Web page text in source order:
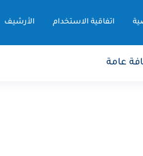
اتفاقية الاستخدام الأرشيف
عامة